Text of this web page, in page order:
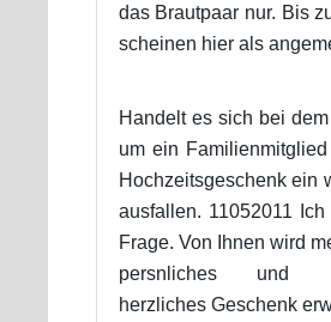
das Brautpaar nur. Bis
scheinen hier als
Handelt es sich bei
um ein
Hochzeitsgeschenk ein
ausfallen. 11052011
Frage. Von Ihnen wird
persnliches und
herzliches Geschenk